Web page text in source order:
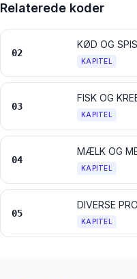
Relaterede koder
02
KØD OG
KAPITEL
03
FISK OG
KAPITEL
04
KAPITEL
05
DIVERSE
KAPITEL